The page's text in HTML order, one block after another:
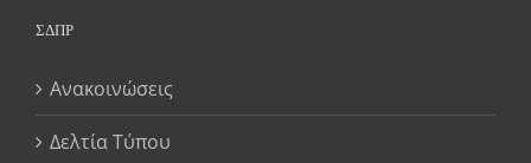
ΣΔΠΡ
Ανακοινώσεις
Δελτία Τύπου